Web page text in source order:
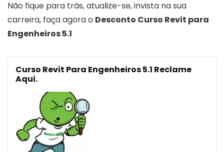
Não fique para trás, atualize-se, invista na sua
carreira, faça agora o Desconto Curso Revit para
Engenheiros 5.1
Curso Revit Para Engenheiros 5.1 Reclame
Aqui.